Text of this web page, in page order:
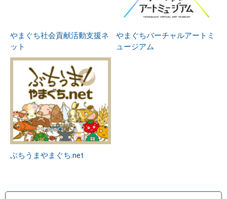
やまぐち社会貢献活動支援ネ
ット
やまぐちバーチャルアートミ
ュージアム
ぶちうまやまぐち.net